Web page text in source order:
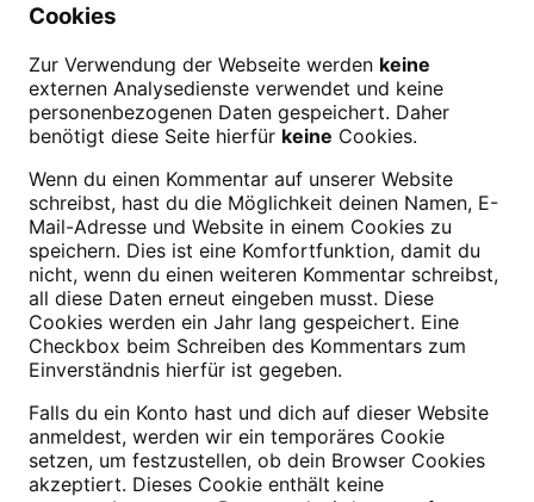
Cookies
Zur Verwendung der Webseite werden keine
externen Analysedienste verwendet und keine
personenbezogenen Daten gespeichert. Daher
benötigt diese Seite hierfür keine Cookies.
Wenn du einen Kommentar auf unserer Website
schreibst, hast du die Möglichkeit deinen Namen, E-
Mail-Adresse und Website in einem Cookies zu
speichern. Dies ist eine Komfortfunktion, damit du
nicht, wenn du einen weiteren Kommentar schreibst,
all diese Daten erneut eingeben musst. Diese
Cookies werden ein Jahr lang gespeichert. Eine
Checkbox beim Schreiben des Kommentars zum
Einverständnis hierfür ist gegeben.
Falls du ein Konto hast und dich auf dieser Website
anmeldest, werden wir ein temporäres Cookie
setzen, um festzustellen, ob dein Browser Cookies
akzeptiert. Dieses Cookie enthält keine